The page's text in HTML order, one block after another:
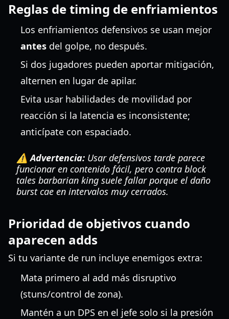
Reglas de timing de enfriamientos
Los enfriamientos defensivos se usan mejor
antes del golpe, no después.
Si dos jugadores pueden aportar mitigación,
alternen en lugar de apilar.
Evita usar habilidades de movilidad por
reacción si la latencia es inconsistente;
anticípate con espaciado.
⚠️ Advertencia: Usar defensivos tarde parece
funcionar en contenido fácil, pero contra block
tales barbarian king suele fallar porque el daño
burst cae en intervalos muy cerrados.
Prioridad de objetivos cuando
aparecen adds
Si tu variante de run incluye enemigos extra:
Mata primero al add más disruptivo
(stuns/control de zona).
Mantén a un DPS en el jefe solo si la presión